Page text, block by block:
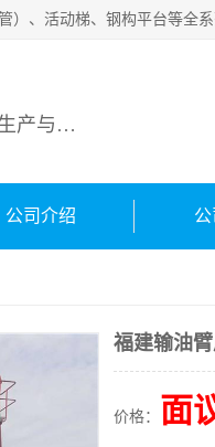
专业从事流体装卸设备生产,提供全面解决方案，生产与定制服务
公司介绍
福建输油
价格： 面